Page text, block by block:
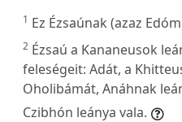
1 Ez Ézsaúnak (azaz
2 Ézsaú a Kananeusok
feleségeit: Adát, a
Oholibámát, Anáhnak
Czibhón leánya vala.